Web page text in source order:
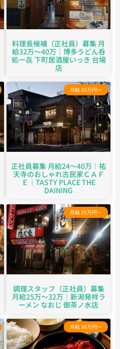
料理長候補（正社員）募集 月
給32万～40万｜博多うどん呑
処一㐂 下町居酒屋いっき 台場
店
月給 20万円～
正社員募集 月給24～40万｜祐
天寺のおしゃれ古民家ＣＡＦ
Ｅ｜TASTY PLACE THE
DAINING
月給 25万円～
調理スタッフ（正社員）募集
月給25万～32万｜新潟発祥ラ
ーメン なおじ 御茶ノ水店
月給 30万円～